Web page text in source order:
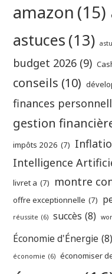
amazon (15)
astuces (13)
budget 2026 (9)
conseils (10)
finances
gestion
impôts 2026 (7)
Intelligence
livret a (7) montre
offre exceptionnelle (7)
réussite (6) succès (8)
Économie d'Énergie (8)
économie (6) économiser